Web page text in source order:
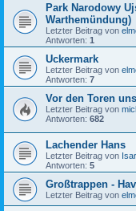
Park Narodowy
Warthemündung)
Letzter Beitrag von
Antworten: 1
Uckermark
Letzter Beitrag von
Antworten: 7
Vor den Toren
Letzter Beitrag von
Antworten: 682
Lachender Hans
Letzter Beitrag von
Antworten: 5
Großtrappen -
Letzter Beitrag von